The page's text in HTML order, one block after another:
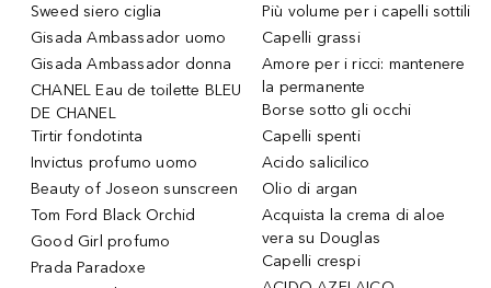
Sweed siero ciglia
Gisada Ambassador uomo
Gisada Ambassador donna
CHANEL Eau de toilette BLEU
DE CHANEL
Tirtir fondotinta
Invictus profumo uomo
Beauty of Joseon sunscreen
Tom Ford Black Orchid
Good Girl profumo
Prada Paradoxe
Più volume per i capelli sottili
Capelli grassi
Amore per i ricci: mantenere
la permanente
Borse sotto gli occhi
Capelli spenti
Acido salicilico
Olio di argan
Acquista la crema di aloe
vera su Douglas
Capelli crespi